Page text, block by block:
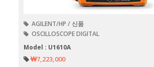
AGILENT/HP / 신품
OSCILLOSCOPE DIGITAL
Model : U1610A
₩7,223,000